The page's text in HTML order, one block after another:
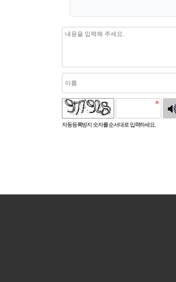
자동등록방지 숫자를 순서대로 입력하세요.